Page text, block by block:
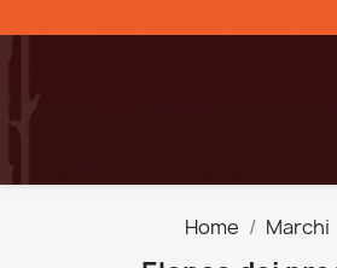
Home Marchi